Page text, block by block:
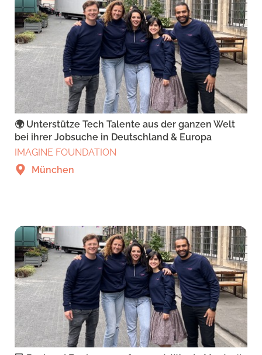
🌍 Unterstütze Tech Talente aus der ganzen Welt
bei ihrer Jobsuche in Deutschland & Europa
IMAGINE FOUNDATION
München